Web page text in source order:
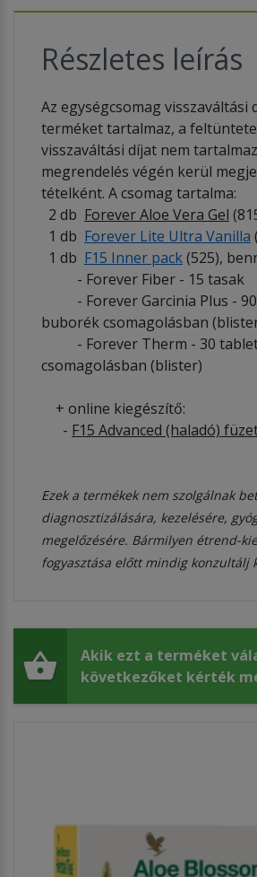
Részletes leírás
Az egységcsomag visszaváltási
terméket tartalmaz, a
visszaváltási díjat nem
megrendelés végén kerül
tételként. A csomag tartalma:
2 db Forever Aloe Vera Gel
1 db Forever Lite Ultra Vanilla
1 db F15 Inner pack(525),
- Forever Fiber - 15 tasak
- Forever Garcinia Plus - 90
buborék csomagolásban
- Forever Therm - 30
csomagolásban (blister)
+ online kiegészítő:
- F15 Advanced (haladó)
Ezek a termékek nem szolgálnak
diagnosztizálására, kezelésére,
megelőzésére. Bármilyen étrend-
fogyasztása előtt mindig konzultálj
Akik ezt a terméket
következőket kérték